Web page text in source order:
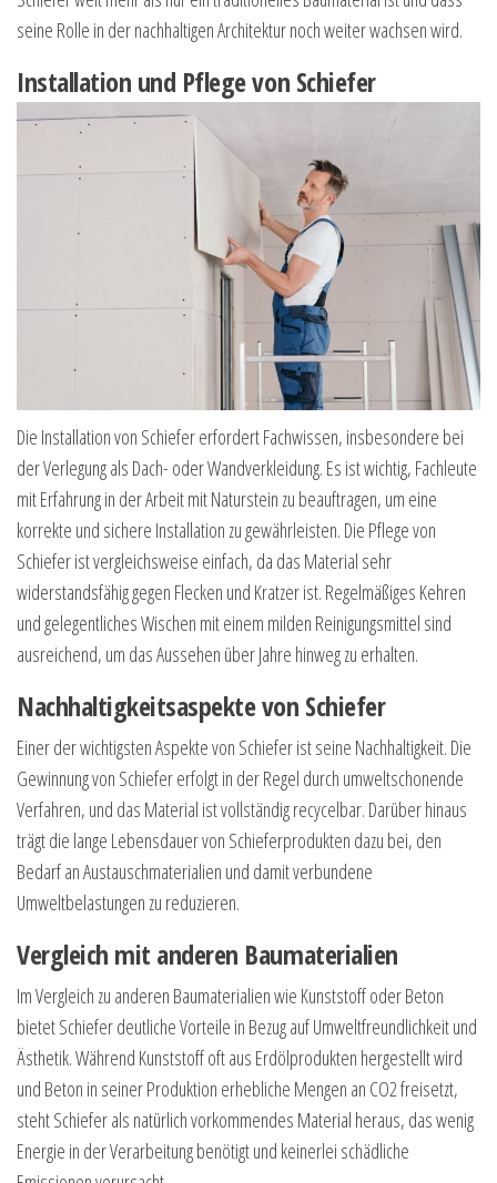
seine Rolle in der nachhaltigen Architektur noch weiter wachsen wird.
Installation und Pflege von Schiefer
Die Installation von Schiefer erfordert Fachwissen, insbesondere bei
der Verlegung als Dach- oder Wandverkleidung. Es ist wichtig, Fachleute
mit Erfahrung in der Arbeit mit Naturstein zu beauftragen, um eine
korrekte und sichere Installation zu gewährleisten. Die Pflege von
Schiefer ist vergleichsweise einfach, da das Material sehr
widerstandsfähig gegen Flecken und Kratzer ist. Regelmäßiges Kehren
und gelegentliches Wischen mit einem milden Reinigungsmittel sind
ausreichend, um das Aussehen über Jahre hinweg zu erhalten.
Nachhaltigkeitsaspekte von Schiefer
Einer der wichtigsten Aspekte von Schiefer ist seine Nachhaltigkeit. Die
Gewinnung von Schiefer erfolgt in der Regel durch umweltschonende
Verfahren, und das Material ist vollständig recycelbar. Darüber hinaus
trägt die lange Lebensdauer von Schieferprodukten dazu bei, den
Bedarf an Austauschmaterialien und damit verbundene
Umweltbelastungen zu reduzieren.
Vergleich mit anderen Baumaterialien
Im Vergleich zu anderen Baumaterialien wie Kunststoff oder Beton
bietet Schiefer deutliche Vorteile in Bezug auf Umweltfreundlichkeit und
Ästhetik. Während Kunststoff oft aus Erdölprodukten hergestellt wird
und Beton in seiner Produktion erhebliche Mengen an CO2 freisetzt,
steht Schiefer als natürlich vorkommendes Material heraus, das wenig
Energie in der Verarbeitung benötigt und keinerlei schädliche